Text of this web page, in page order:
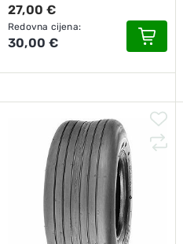
27,00 €
Redovna cijena:
30,00 €